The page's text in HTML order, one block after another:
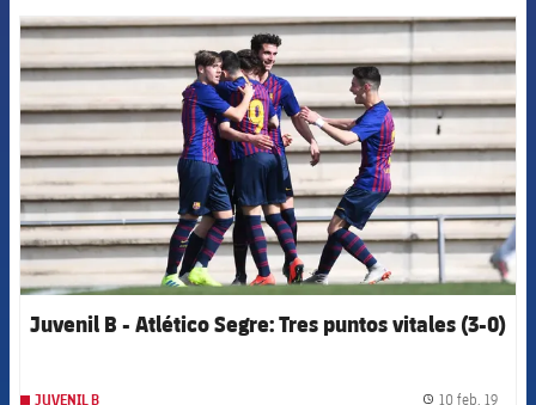
FCB Barcelona badge
Juvenil B - Atlético Segre: Tres puntos vitales (3-0)
JUVENIL B 10 feb. 19